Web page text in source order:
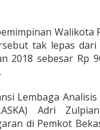
R
h
m
E
f
f
Walikota
tak lepas dari
2018 sebesar Rp
Lembaga
Adri
di Pemkot